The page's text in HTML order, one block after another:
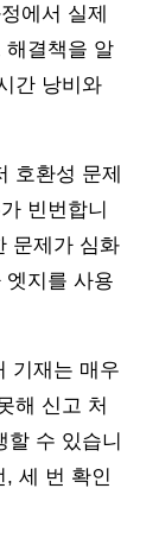
에서 실제
해결책을 알
간 낭비와
호환성 문제
빈번합니
문제가 심화
엣지를 사용
기재는 매우
해 신고 처
할 수 있습니
, 세 번 확인